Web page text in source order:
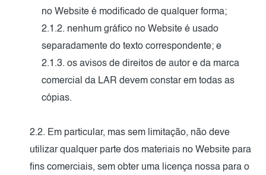
no Website é modificado de qualquer forma;
2.1.2. nenhum gráfico no Website é usado
separadamente do texto correspondente; e
2.1.3. os avisos de direitos de autor e da marca
comercial da LAR devem constar em todas as
cópias.
2.2. Em particular, mas sem limitação, não deve
utilizar qualquer parte dos materiais no Website para
fins comerciais, sem obter uma licença nossa para o